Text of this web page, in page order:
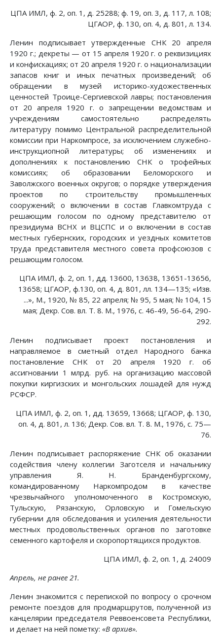
ЦПА ИМЛ, ф. 2, оп. 1, д. 25288; ф. 19, оп. 3, д. 117, л. 108;
ЦГАОР, ф. 130, оп. 4, д. 801, л. 134.
Ленин подписывает утвержденные СНК 20 апреля
1920 г.; декреты — от 15 апреля 1920 г. о реквизициях
и конфискациях; от 20 апреля 1920 г. о национализации
запасов книг и иных печатных произведений; об
обращении в музей историко-художественных
ценностей Троице-Сергиевской лавры; постановления
от 20 апреля 1920 г. о запрещении ведомствам и
учреждениям самостоятельно распределять
литературу помимо Центральной распределительной
комиссии при Наркомпросе, за исключением служебно-
инструкциопной литературы; об изменениях и
дополнениях к постановлению СНК о трофейных
комиссиях; об образовании Беломорского и
Заволжского военных округов; о порядке утверждения
проектов по строительству промышленных
сооружений; о включении в состав Главкомтруда с
решающим голосом по одному представителю от
президиума ВСНХ и ВЦСПС и о включении в состав
местных губернских, городских и уездных комитетов
труда представителя местного совета профсоюзов с
решающим голосом.
ЦПА ИМЛ, ф. 2, оп. 1, дд. 13600, 13638, 13651-13656,
13658; ЦГАОР, ф.130, оп. 4, д. 801, лл. 134—135; «Изв.
...», М., 1920, № 85, 22 апреля; № 95, 5 мая; № 104, 15
мая; Декр. Сов. вл. Т. 8. М., 1976, с. 46-49, 56-64, 290-
292.
Ленин подписывает проект постановления и
направляемое в сметный отдел Народного банка
постановление СНК от 20 апреля 1920 г. об
ассигновании 1 млрд. руб. на организацию массовой
покупки киргизских и монгольских лошадей для нужд
РСФСР.
ЦПА ИМЛ, ф. 2, оп. 1, дд. 13659, 13668; ЦГАОР, ф. 130,
оп. 4, д. 801, л. 136; Декр. Сов. вл. Т. 8. М., 1976, с. 75—
76.
Ленин подписывает распоряжение СНК об оказании
содействия члену коллегии Заготселя и начальнику
управления Я. Н. Бранденбургскому,
командированному Наркомпродом в качестве
чрезвычайного уполномоченного в Костромскую,
Тульскую, Рязанскую, Орловскую и Гомельскую
губернии для обследования и усиления деятельности
местных продовольственных органов по заготовке
семенного картофеля и скоропортящихся продуктов.
ЦПА ИМЛ, ф. 2, оп. 1, д. 24009
Апрель, не ранее 21.
Ленин знакомится с перепиской по вопросу о срочном
ремонте поездов для продмаршрутов, полученной из
канцелярии председателя Реввоенсовета Республики,
и делает на ней пометку: «В архив».